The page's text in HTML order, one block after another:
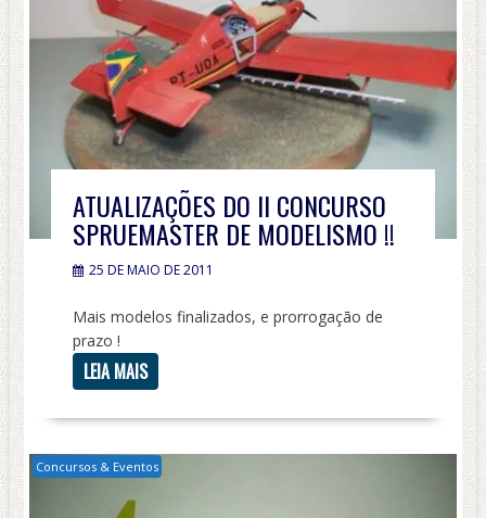
ATUALIZAÇÕES DO II CONCURSO
SPRUEMASTER DE MODELISMO !!
25 DE MAIO DE 2011
Mais modelos finalizados, e prorrogação de
prazo !
LEIA MAIS
Concursos & Eventos